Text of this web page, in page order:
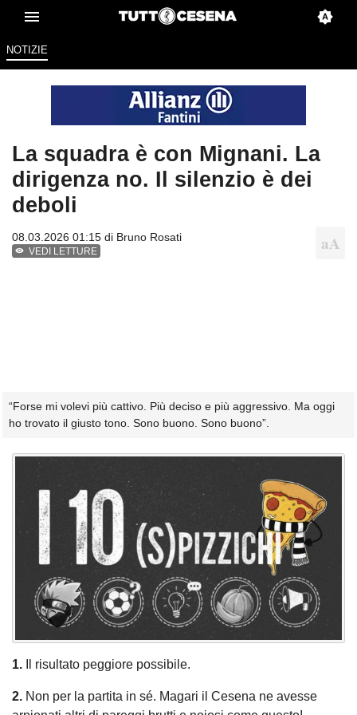
NOTIZIE
La squadra è con Mignani. La
dirigenza no. Il silenzio è dei
deboli
08.03.2026 01:15 di Bruno Rosati
VEDI LETTURE
“Forse mi volevi più cattivo. Più deciso e più aggressivo. Ma oggi
ho trovato il giusto tono. Sono buono. Sono buono”.
1. Il risultato peggiore possibile.
2. Non per la partita in sé. Magari il Cesena ne avesse